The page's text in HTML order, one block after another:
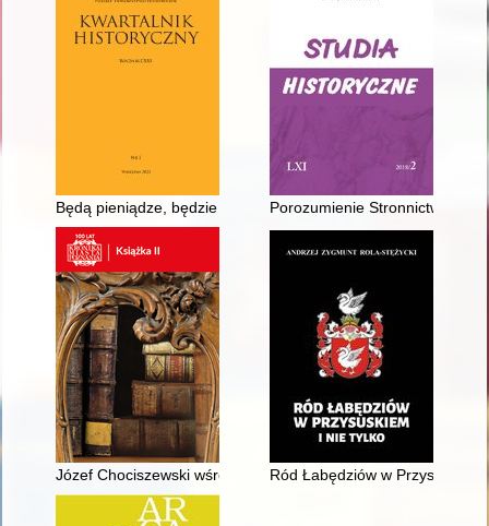
Będą pieniądze, będzie czym płacić" : uwagi na marginesie
Porozumienie Stronnictw
Józef Chociszewski wśród współczesnych sobie wydawców i
Ród Łabędziów w Przysuskiem